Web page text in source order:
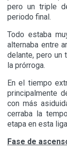
pero un triple
periodo final.
Todo estaba
alternaba entre
delante, pero un
la prórroga.
En el tiempo
principalmente
con más
cerraba la
etapa en esta
Fase de